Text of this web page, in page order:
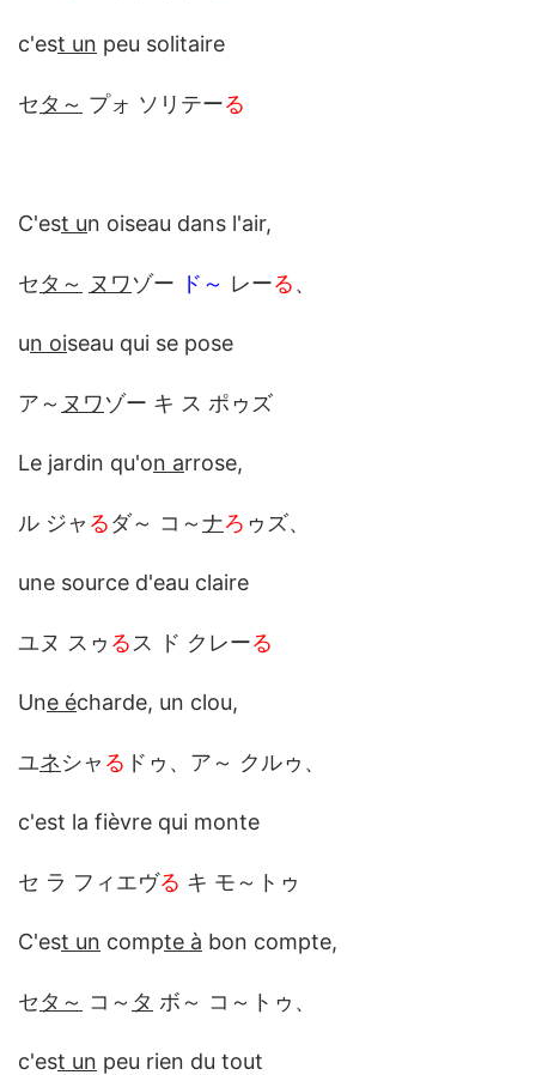
c'est un peu solitaire
セタ～ プォ ソリテーる
C'est un oiseau dans l'air,
セタ～ ヌワゾー ド～ レーる、
un oiseau qui se pose
ア～ ヌワゾー キ ス ポゥズ
Le jardin qu'on arrose,
ル ジャ るダ～ コ～ナろ ゥズ、
une source d'eau claire
ユヌ スゥ る ス ド クレーる
Une écharde, un clou,
ユネシャ る ドゥ、ア～ クルゥ、
c'est la fièvre qui monte
セ ラ フィエヴる キ モ～トゥ
C'est un compte à bon compte,
セタ～ コ～ タ ボ～ コ～トゥ、
c'est un peu rien du tout